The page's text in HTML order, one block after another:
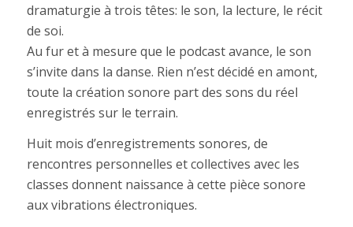
dramaturgie à trois têtes: le son, la lecture, le récit
de soi.
Au fur et à mesure que le podcast avance, le son
s’invite dans la danse. Rien n’est décidé en amont,
toute la création sonore part des sons du réel
enregistrés sur le terrain.
Huit mois d’enregistrements sonores, de
rencontres personnelles et collectives avec les
classes donnent naissance à cette pièce sonore
aux vibrations électroniques.